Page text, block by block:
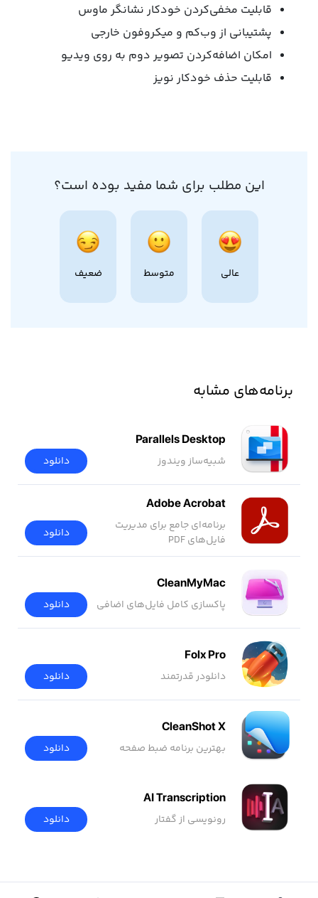
قابلیت مخفی‌کردن خودکار نشانگر ماوس
پشتیبانی از وب‌کم و میکروفون‌ خارجی
امکان اضافه‌کردن تصویر دوم به روی ویدیو
قابلیت حذف خودکار نویز
این مطلب برای شما مفید بوده است؟
عالی متوسط ضعیف
برنامه‌های مشابه
Parallels Desktop
شبیه‌ساز ویندوز دانلود
Adobe Acrobat
برنامه‌ای جامع برای مدیریت
فایل‌های PDF
دانلود
CleanMyMac
پاکسازی کامل فایل‌های اضافی دانلود
Folx Pro
دانلودر قدرتمند دانلود
CleanShot X
بهترین برنامه ضبط صفحه دانلود
AI Transcription
رونویسی از گفتار دانلود